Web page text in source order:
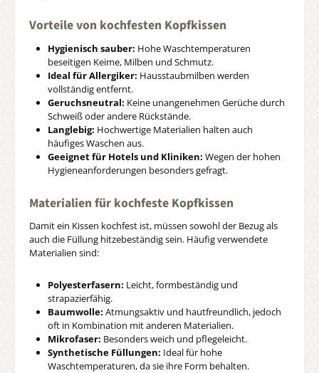
Vorteile von kochfesten Kopfkissen
Hygienisch sauber: Hohe Waschtemperaturen
beseitigen Keime, Milben und Schmutz.
Ideal für Allergiker: Hausstaubmilben werden
vollständig entfernt.
Geruchsneutral: Keine unangenehmen Gerüche durch
Schweiß oder andere Rückstände.
Langlebig: Hochwertige Materialien halten auch
häufiges Waschen aus.
Geeignet für Hotels und Kliniken: Wegen der hohen
Hygieneanforderungen besonders gefragt.
Materialien für kochfeste Kopfkissen
Damit ein Kissen kochfest ist, müssen sowohl der Bezug als
auch die Füllung hitzebeständig sein. Häufig verwendete
Materialien sind:
Polyesterfasern: Leicht, formbeständig und
strapazierfähig.
Baumwolle: Atmungsaktiv und hautfreundlich, jedoch
oft in Kombination mit anderen Materialien.
Mikrofaser: Besonders weich und pflegeleicht.
Synthetische Füllungen: Ideal für hohe
Waschtemperaturen, da sie ihre Form behalten.